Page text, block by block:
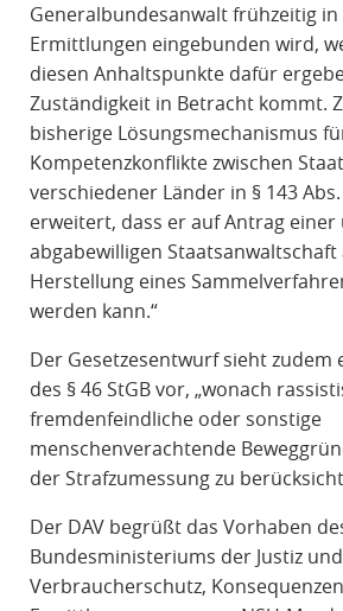
Generalbundesanwalt frühzeitig
Ermittlungen eingebunden wird,
diesen Anhaltspunkte dafür
Zuständigkeit in Betracht kommt.
bisherige Lösungsmechanismus
Kompetenzkonflikte zwischen
verschiedener Länder in § 143
erweitert, dass er auf Antrag
abgabewilligen Staatsanwaltschaft
Herstellung eines
werden kann.“
Der Gesetzesentwurf sieht zudem
des § 46 StGB vor, „wonach
fremdenfeindliche oder sonstige
menschenverachtende
der Strafzumessung zu
Der DAV begrüßt das Vorhaben
Bundesministeriums der Justiz
Verbraucherschutz,